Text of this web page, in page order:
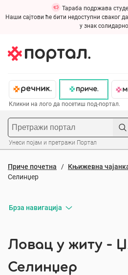
Тараба подржава
Наши сајтови ће бити недоступни сваког
у знак
Кликни на лого да посетиш под-портал.
Унеси појам и претражи Портал
Приче почетна Књижевна
Селинџер
Брза навигација
Ловац у житу -
Селинџер